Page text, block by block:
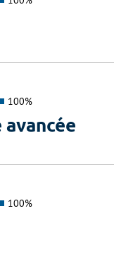
100%
avancée
100%